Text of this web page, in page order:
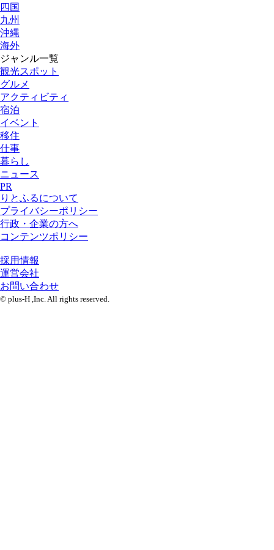
四国
九州
沖縄
海外
ジャンル一覧
観光スポット
グルメ
アクティビティ
宿泊
イベント
移住
仕事
暮らし
ニュース
PR
りとふるについて
プライバシーポリシー
行政・企業の方へ
コンテンツポリシー
採用情報
運営会社
お問い合わせ
© plus-H ,Inc. All rights reserved.